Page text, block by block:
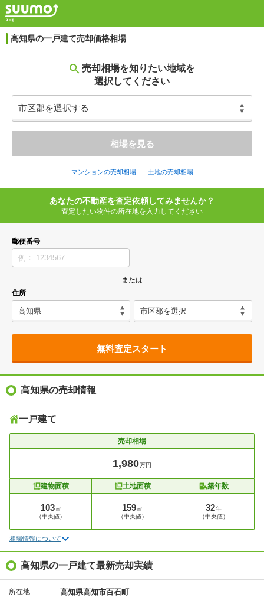
高知県の一戸建て売却価格相場
売却相場を知りたい地域を
選択してください
相場を見る
マンションの売却相場 土地の売却相場
あなたの不動産を査定依頼してみませんか？
査定したい物件の所在地を入力してください
郵便番号
または
住所
無料査定スタート
高知県の売却情報
一戸建て
売却相場
1,980万円
建物面積
103 ㎡
（中央値）
土地面積
159㎡
（中央値）
築年数
32年
（中央値）
相場情報について
高知県の一戸建て最新売却実績
所在地 高知県高知市百石町